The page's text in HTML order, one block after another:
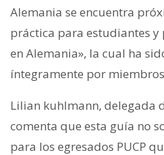
Alemania se encuentra
práctica para estudiantes
en Alemania», la cual ha
íntegramente por
Lilian kuhlmann, delegada
comenta que esta guía no
para los egresados PUCP